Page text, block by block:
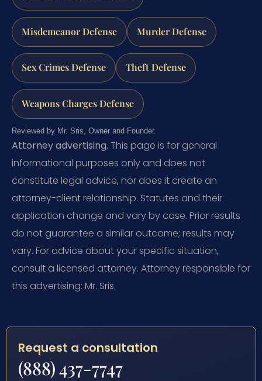
Misdemeanor Defense Murder Defense
Sex Crimes Defense Theft Defense
Weapons Charges Defense
Reviewed by Mr. Sris, Owner and Founder.
Attorney advertising. This page is for general
informational purposes only and does not
constitute legal advice, nor does it create an
attorney-client relationship. Statutes and their
application change and vary by case. Prior results
do not guarantee a similar outcome; results may
vary. For advice about your specific situation,
consult a licensed attorney. Attorney responsible for
this advertising: Mr. Sris.
Request a consultation
(888) 437-7747